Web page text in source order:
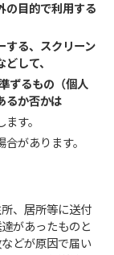
の目的で利用する
する、スクリーン
して、
ずるもの（個人
るか否かは
ます。
があります。
、居所等に送付
があったものと
どが原因で届い